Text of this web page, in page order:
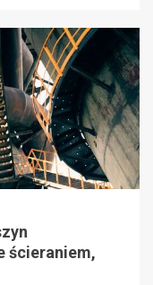
ścieraniem,